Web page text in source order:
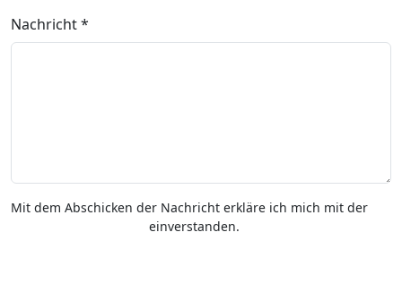
Nachricht *
Mit dem Abschicken der Nachricht erkläre ich mich mit der
einverstanden.